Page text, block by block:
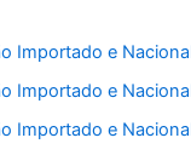
Importado e
Importado e
Importado e